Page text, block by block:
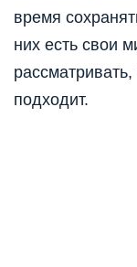
время
них есть свои
подходит.